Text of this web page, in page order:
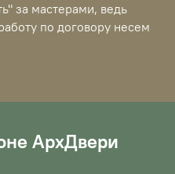
за мастерами, ведь
по договору несем
АрхДвери